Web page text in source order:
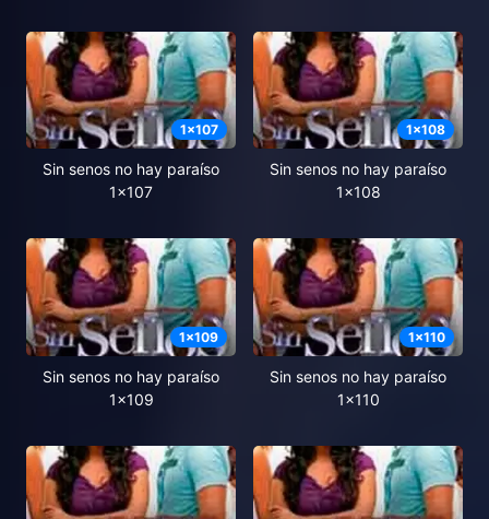
1x107
Sin senos no hay paraíso
1x107
1x108
Sin senos no hay paraíso
1x108
1x109
Sin senos no hay paraíso
1x109
1x110
Sin senos no hay paraíso
1x110